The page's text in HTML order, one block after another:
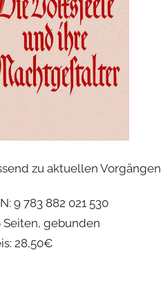
zu aktuellen Vorgängen
9 783 882 021 530
Seiten, gebunden
28,50€